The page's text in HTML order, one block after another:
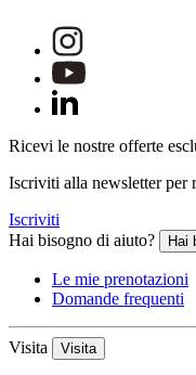
Ricevi le nostre offerte
Iscriviti alla newsletter per
Iscriviti
Hai bisogno di aiuto?
Hai
Le mie prenotazioni
Domande frequenti
Visita Visita